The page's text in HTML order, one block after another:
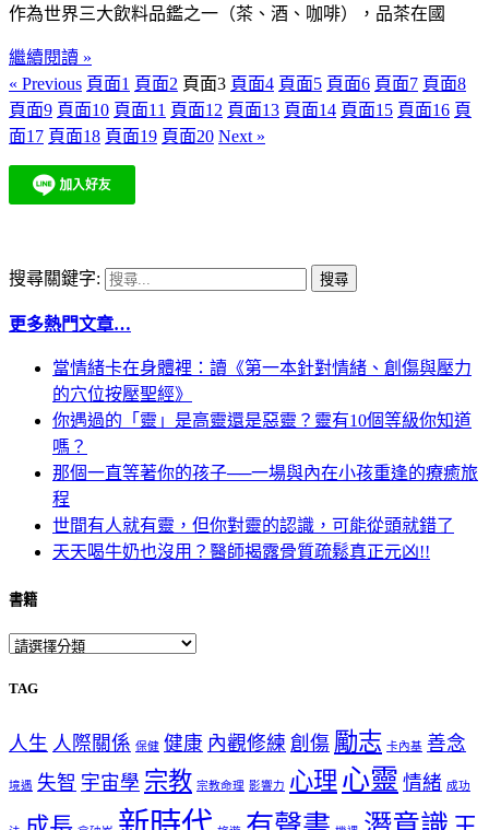
作為世界三大飲料品鑑之一（茶、酒、咖啡），品茶在國
繼續閱讀 »
« Previous 頁面1 頁面2 頁面3 頁面4 頁面5 頁面6 頁面7 頁面8
頁面9 頁面10 頁面11 頁面12 頁面13 頁面14 頁面15 頁面16 頁
面17 頁面18 頁面19 頁面20 Next »
搜尋關鍵字:
更多熱門文章…
當情緒卡在身體裡：讀《第一本針對情緒、創傷與壓力
的穴位按壓聖經》
你遇過的「靈」是高靈還是惡靈？靈有10個等級你知道
嗎？
那個一直等著你的孩子──一場與內在小孩重逢的療癒旅
程
世間有人就有靈，但你對靈的認識，可能從頭就錯了
天天喝牛奶也沒用？醫師揭露骨質疏鬆真正元凶!!
書籍
TAG
人生 人際關係 保健 健康 內觀修練 創傷 勵志 卡內基 善念
境遇 失智 宇宙學 宗教 宗教命理 影響力 心理 心靈 情緒 成功